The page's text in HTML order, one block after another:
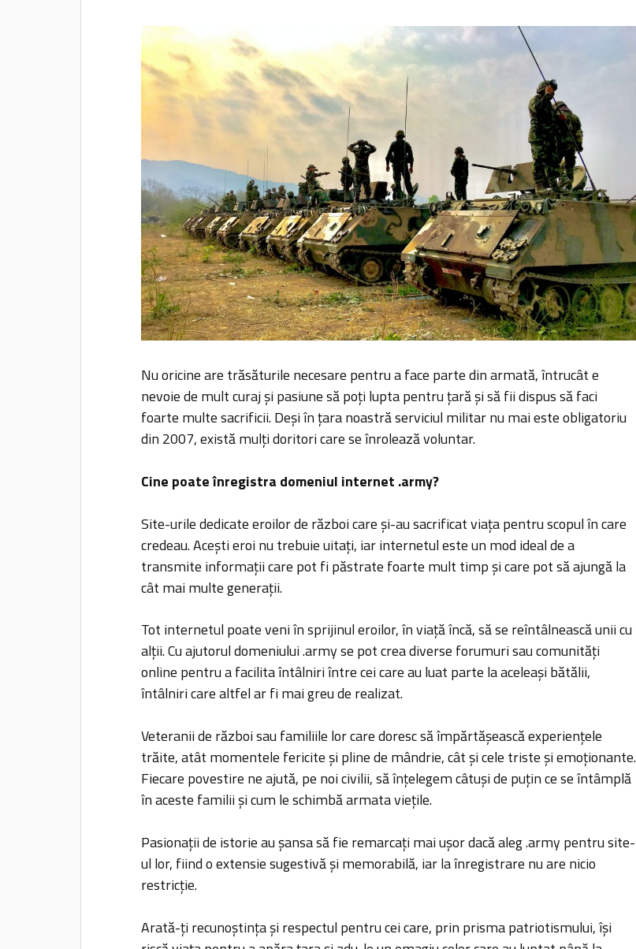
Nu oricine are trăsăturile necesare pentru a face parte din armată, întrucât e
nevoie de mult curaj și pasiune să poți lupta pentru țară și să fii dispus să faci
foarte multe sacrificii. Deși în țara noastră serviciul militar nu mai este obligatoriu
din 2007, există mulți doritori care se înrolează voluntar.
Cine poate înregistra domeniul internet .army?
Site-urile dedicate eroilor de război care și-au sacrificat viața pentru scopul în care
credeau. Acești eroi nu trebuie uitați, iar internetul este un mod ideal de a
transmite informații care pot fi păstrate foarte mult timp și care pot să ajungă la
cât mai multe generații.
Tot internetul poate veni în sprijinul eroilor, în viață încă, să se reîntâlnească unii cu
alții. Cu ajutorul domeniului .army se pot crea diverse forumuri sau comunități
online pentru a facilita întâlniri între cei care au luat parte la aceleași bătălii,
întâlniri care altfel ar fi mai greu de realizat.
Veteranii de război sau familiile lor care doresc să împărtășească experiențele
trăite, atât momentele fericite și pline de mândrie, cât și cele triste și emoționante.
Fiecare povestire ne ajută, pe noi civilii, să înțelegem câtuși de puțin ce se întâmplă
în aceste familii și cum le schimbă armata viețile.
Pasionații de istorie au șansa să fie remarcați mai ușor dacă aleg .army pentru site-
ul lor, fiind o extensie sugestivă și memorabilă, iar la înregistrare nu are nicio
restricție.
Arată-ți recunoștința și respectul pentru cei care, prin prisma patriotismului, își